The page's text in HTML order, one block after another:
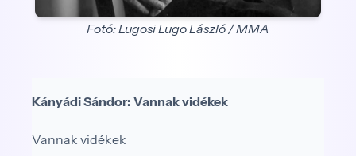
Fotó: Lugosi Lugo László / MMA
Kányádi Sándor: Vannak vidékek
Vannak vidékek